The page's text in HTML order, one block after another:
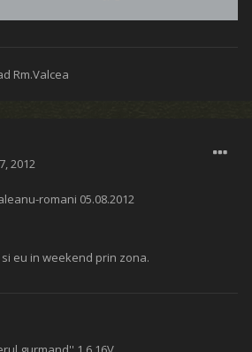
Rm.Valcea
2012
romani 05.08.2012
eu in weekend prin zona.